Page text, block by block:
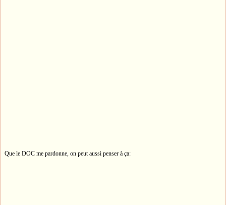
Que le DOC me pardonne, on peut aussi penser à ça: